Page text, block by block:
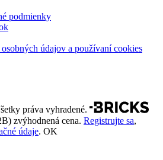
podmienky
údajov a používaní cookies
práva vyhradené.
zvýhodnená cena. Registrujte sa,
údaje. OK